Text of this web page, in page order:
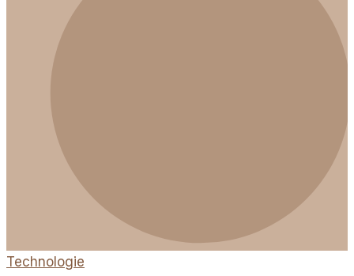
Technologie